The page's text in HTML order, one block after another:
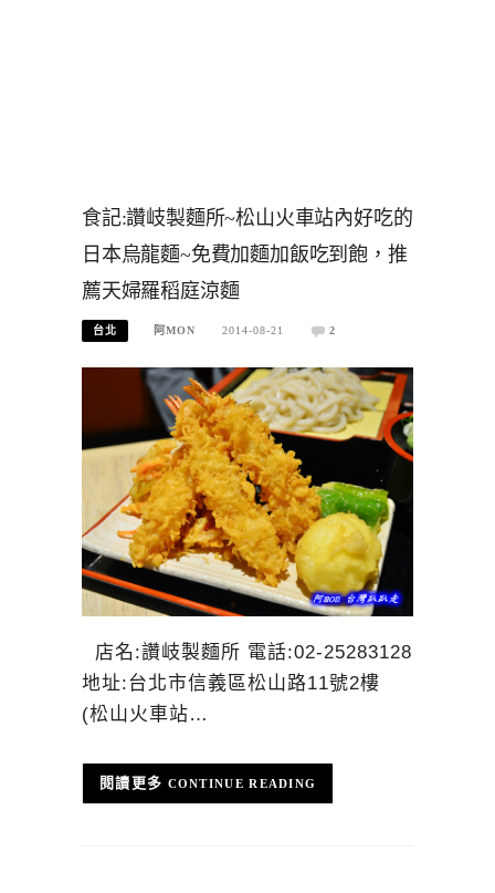
食記:讚岐製麵所~松山火車站內好吃的
日本烏龍麵~免費加麵加飯吃到飽，推
薦天婦羅稻庭涼麵
台北 阿MON 2014-08-21 2
店名:讚岐製麵所 電話:02-25283128
地址:台北市信義區松山路11號2樓
(松山火車站…
CONTINUE READING